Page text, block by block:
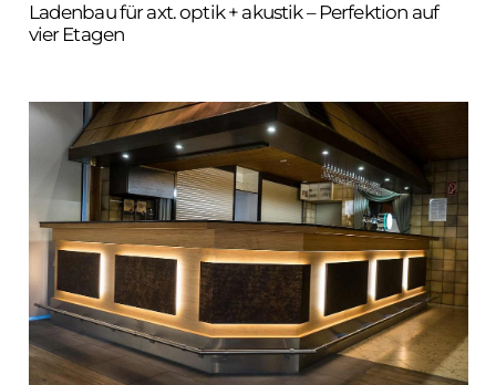
Ladenbau für axt. optik + akustik – Perfektion auf
vier Etagen